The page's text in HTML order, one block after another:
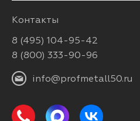
Контакты
8 (495) 104-95-42
8 (800) 333-90-96
info@profmetall50.ru